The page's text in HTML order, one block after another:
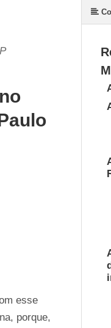
esse
porque,